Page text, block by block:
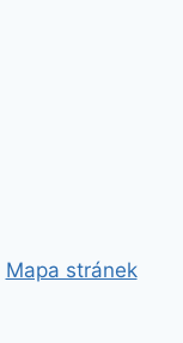
Mapa stránek